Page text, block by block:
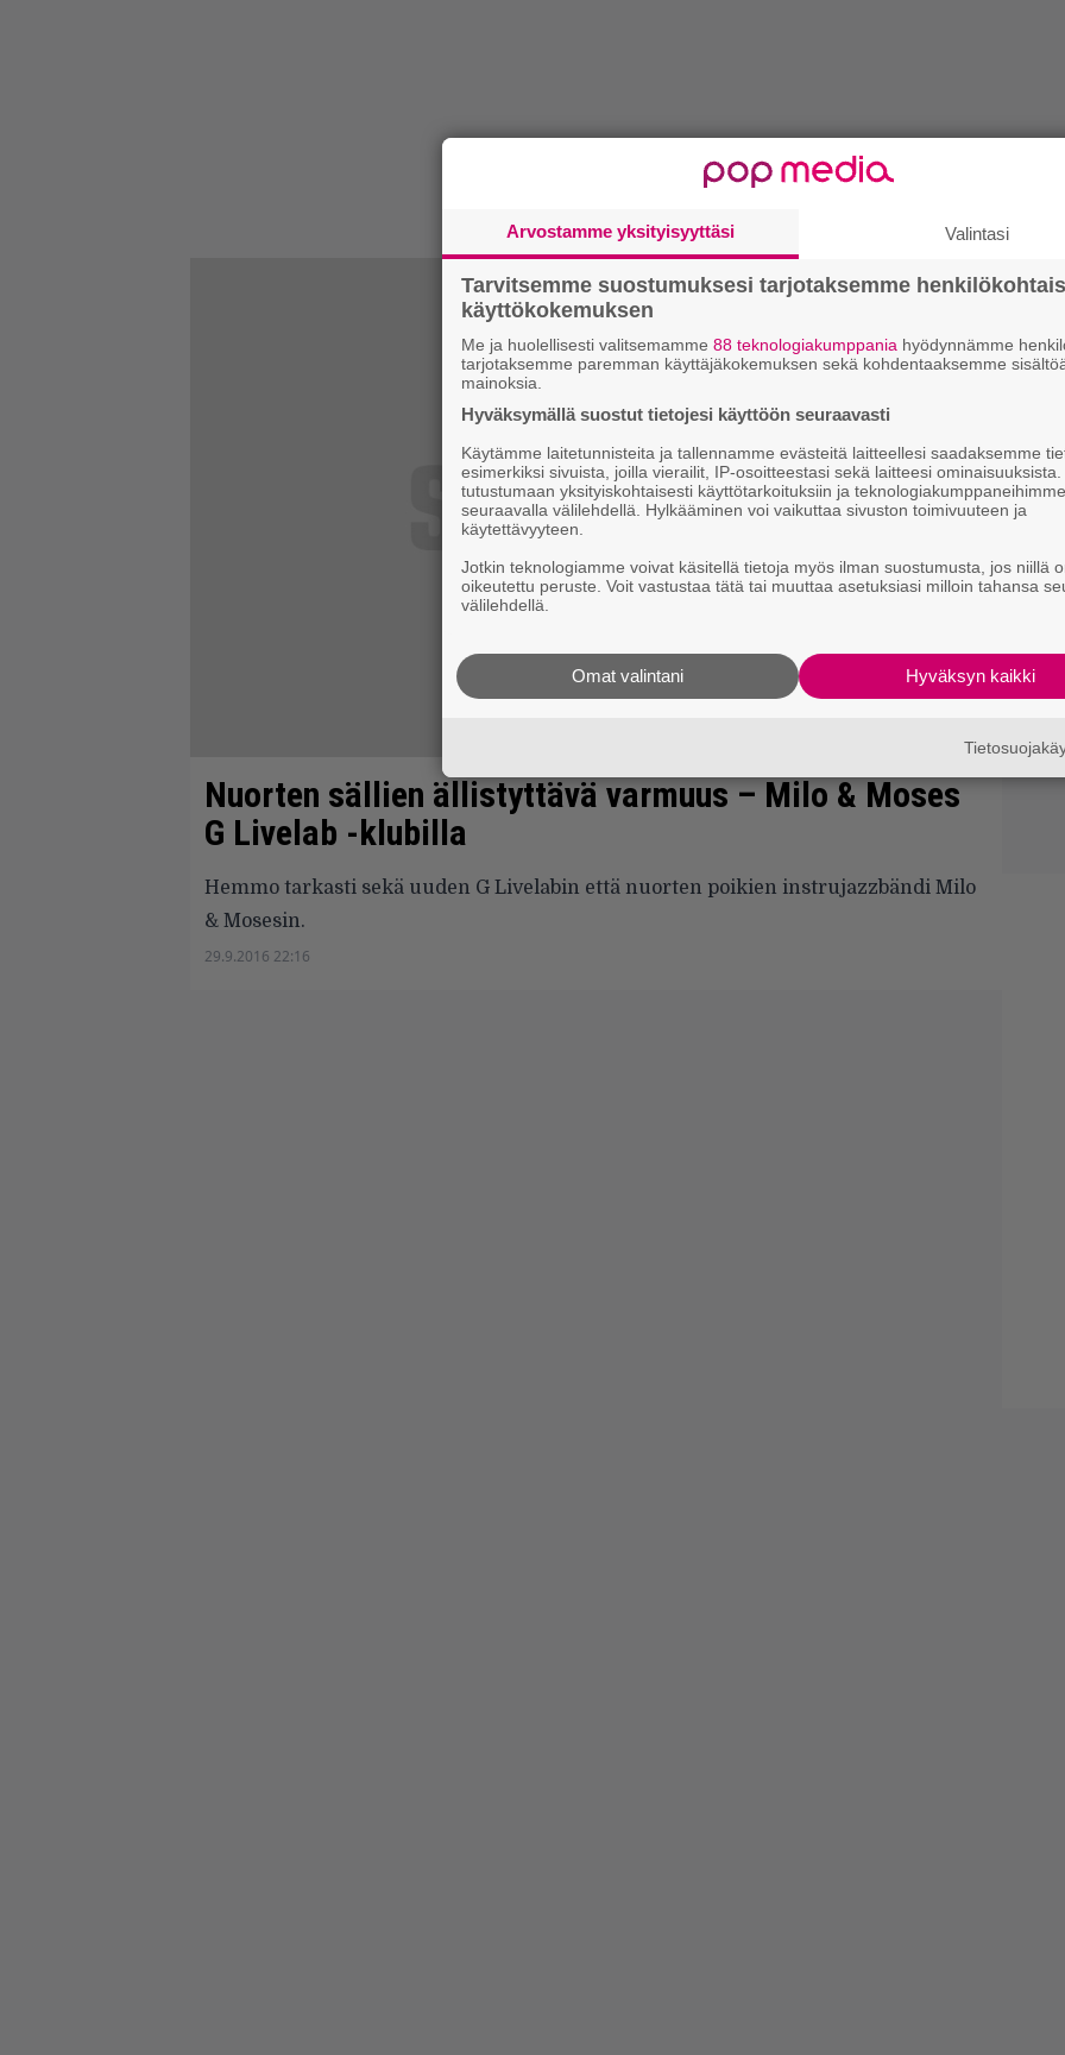
Nuorten sällien ällistyttävä varmuus – Milo & Moses
G Livelab -klubilla
Hemmo tarkasti sekä uuden G Livelabin että nuorten poikien instrujazzbändi Milo
& Mosesin.
29.9.2016 22:16
Arvostamme yksityisyyttäsi Valintasi
Tarvitsemme suostumuksesi tarjotaksemme
käyttökokemuksen
Me ja huolellisesti valitsemamme 88 teknologiakumppania hyödynnämme
tarjotaksemme paremman käyttäjäkokemuksen sekä kohdentaaksemme
mainoksia.
Hyväksymällä suostut tietojesi käyttöön seuraavasti
Käytämme laitetunnisteita ja tallennamme evästeitä laitteellesi saadaksemme
esimerkiksi sivuista, joilla vierailit, IP-osoitteestasi sekä laitteesi
tutustumaan yksityiskohtaisesti käyttötarkoituksiin ja teknologiakumppaneihimme
seuraavalla välilehdellä. Hylkääminen voi vaikuttaa sivuston toimivuuteen ja
käytettävyyteen.
Jotkin teknologiamme voivat käsitellä tietoja myös ilman suostumusta, jos niillä
oikeutettu peruste. Voit vastustaa tätä tai muuttaa asetuksiasi milloin tahansa
välilehdellä.
Hyväksyn kaikki
Omat valintani